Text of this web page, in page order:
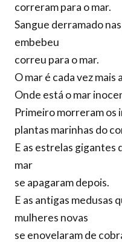
correram para o mar.
Sangue derramado
embebeu
correu para o mar.
O mar é cada vez mais
Onde está o mar
Primeiro morreram os
plantas marinhas do
E as estrelas gigantes
mar
se apagaram depois.
E as antigas medusas
mulheres novas
se enovelaram de